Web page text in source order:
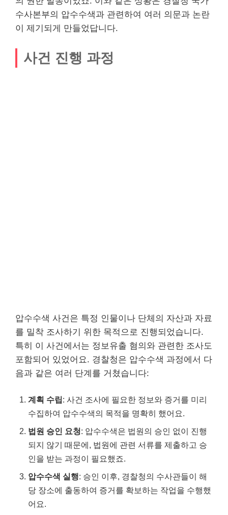
수사본부의 압수수색과 관련하여 여러 의문과 논란
이 제기되게 만들었답니다.
사건 진행 과정
압수수색 사건은 특정 인물이나 단체의 자산과 자료
를 밀착 조사하기 위한 목적으로 진행되었습니다.
특히 이 사건에서는 정보유출 혐의와 관련한 조사도
포함되어 있었어요. 경찰청은 압수수색 과정에서 다
음과 같은 여러 단계를 거쳤습니다:
계획 수립: 사건 조사에 필요한 정보와 증거를 미리
수집하여 압수수색의 목적을 명확히 했어요.
법원 승인 요청: 압수수색은 법원의 승인 없이 진행
되지 않기 때문에, 법원에 관련 서류를 제출하고 승
인을 받는 과정이 필요했죠.
압수수색 실행: 승인 이후, 경찰청의 수사관들이 해
당 장소에 출동하여 증거를 확보하는 작업을 수행했
어요.